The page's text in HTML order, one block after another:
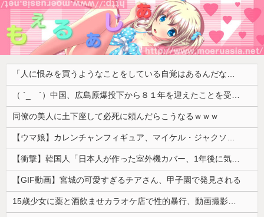
「人に恨みを買うようなことをしている自覚はあるんだな」と高市首相を嘲笑った左派、平和記念式典での演説にケチを付けるも……
（ ´_ゝ`）中国、広島原爆投下から８１年を迎えたことを受け「日本は原爆被害者の立場で同情を買おうとするのを止めろ」
同僚の美人に土下座して必死に頼んだらこうなるｗｗｗ
【ウマ娘】カレンチャンフィギュア、マイケル・ジャクソンみたいになってしまう
【衝撃】韓国人「日本人が作った室外機カバー、1年後に気づく」
【GIF動画】宮城の可愛すぎるチアさん、甲子園で発見される
15歳少女に薬と酒飲ませカラオケ店で性的暴行、動画撮影 54歳無職を再逮捕 動画770本も見つかる